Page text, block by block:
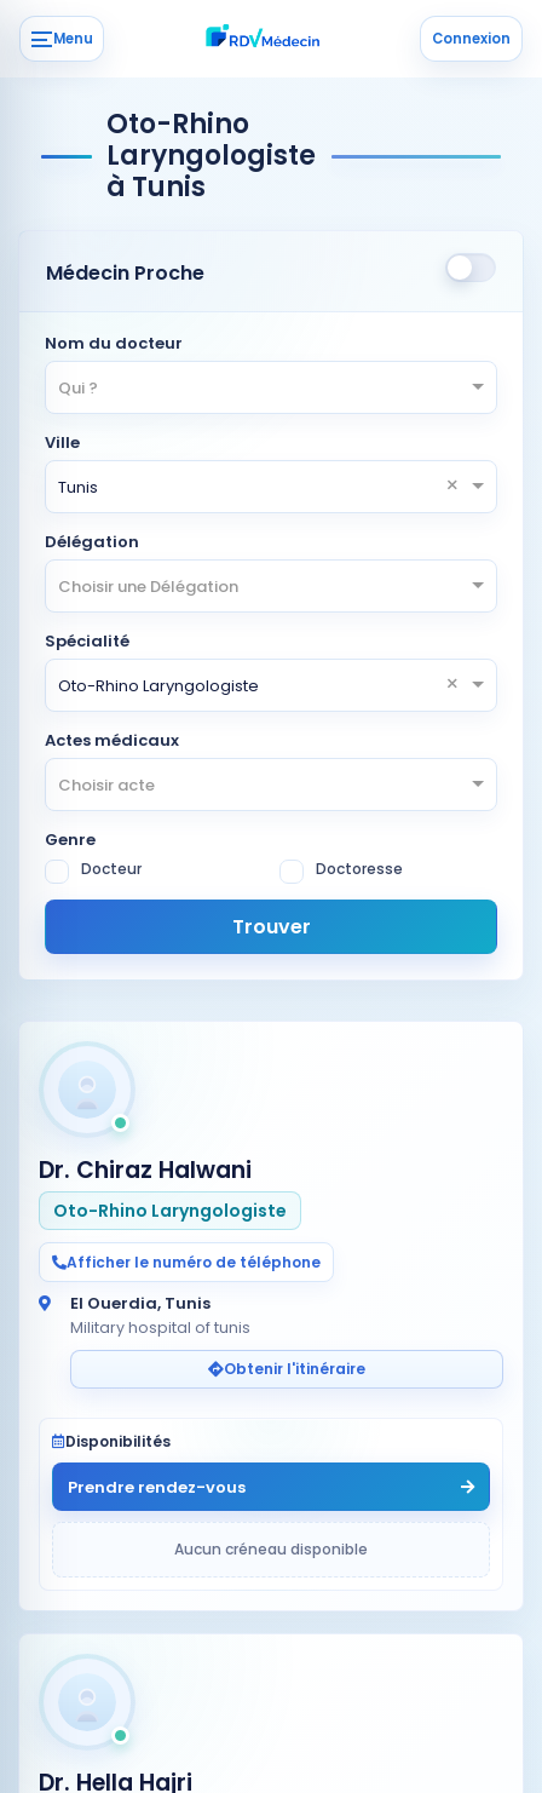
Menu Connexion
Oto-Rhino
Laryngologiste
à Tunis
Médecin Proche
Nom du docteur
Qui ?
Ville
Tunis
×
Délégation
Choisir une Délégation
Spécialité
Oto-Rhino Laryngologiste
×
Actes médicaux
Choisir acte
Genre
Docteur Doctoresse
Trouver
Dr. Chiraz Halwani
Oto-Rhino Laryngologiste
Afficher le numéro de téléphone
El Ouerdia, Tunis
Military hospital of tunis
Obtenir l'itinéraire
Disponibilités
Prendre rendez-vous
Aucun créneau disponible
Dr. Hella Hajri